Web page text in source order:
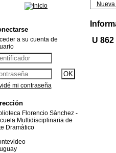
U
a su cuenta de
mi contraseña
Florencio Sànchez -
Multidisciplinaria de
Dramàtico